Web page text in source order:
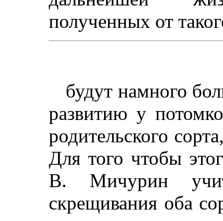
полученных от
будут намного
развитию у
родительского
Для того чтобы
В. Мичурин
скрещивания оба